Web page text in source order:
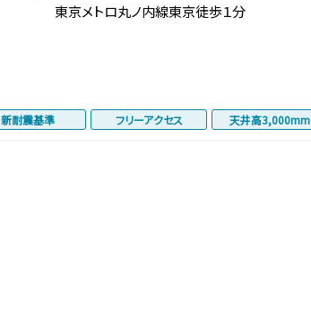
東京メトロ丸ノ内線東京徒歩１分
新耐震基準 フリーアクセス 天井高3,000mm